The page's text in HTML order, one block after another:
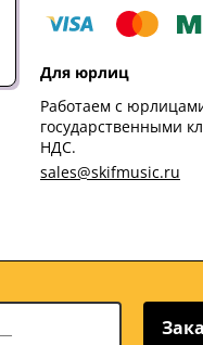
Для юрлиц
Работаем с
государственными
НДС.
sales@skifmusic.ru